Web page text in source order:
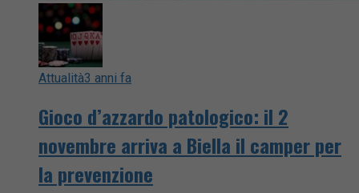
Attualità3 anni fa
Gioco d’azzardo patologico: il 2
novembre arriva a Biella il camper per
la prevenzione